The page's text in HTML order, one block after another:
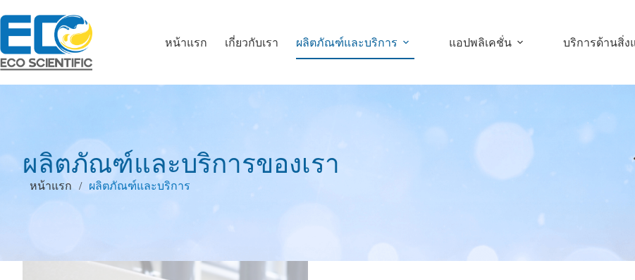
หน้าแรก เกี่ยวกับเรา ผลิตภัณฑ์และบริการ แอปพลิเคชั่น บริการด้านสิ่ง
ผลิตภัณฑ์และบริการของเรา
หน้าแรก / ผลิตภัณฑ์และบริการ